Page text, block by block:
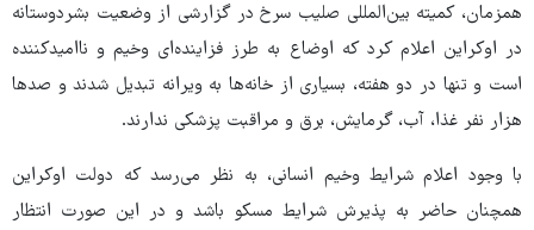
همزمان، کمیته بین‌المللی صلیب سرخ در گزارشی از وضعیت بشردوستانه
در اوکراین اعلام کرد که اوضاع به طرز فزاینده‌ای وخیم و ناامیدکننده
است و تنها در دو هفته، بسیاری از خانه‌ها به ویرانه تبدیل شدند و صدها
هزار نفر غذا، آب، گرمایش، برق و مراقبت پزشکی ندارند.
با وجود اعلام شرایط وخیم انسانی، به نظر می‌رسد که دولت اوکراین
همچنان حاضر به پذیرش شرایط مسکو باشد و در این صورت انتظار